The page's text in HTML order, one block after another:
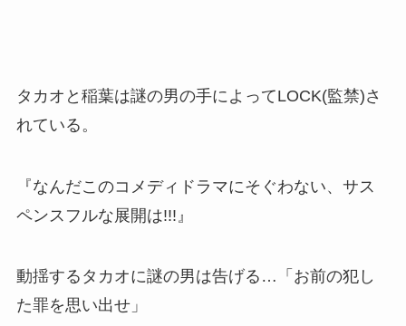
タカオと稲葉は謎の男の手によってLOCK(監禁)さ
れている。
『なんだこのコメディドラマにそぐわない、サス
ペンスフルな展開は!!!』
動揺するタカオに謎の男は告げる…「お前の犯し
た罪を思い出せ」